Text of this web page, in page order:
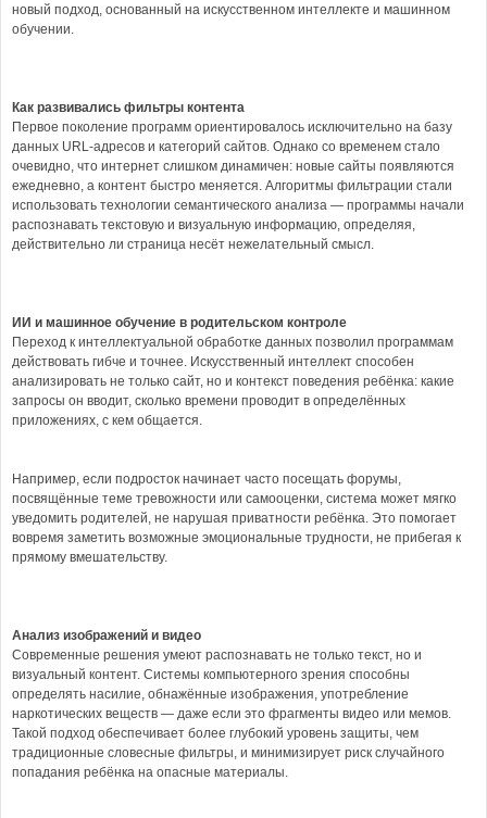
новый подход, основанный на искусственном интеллекте и машинном
обучении.
Как развивались фильтры контента
Первое поколение программ ориентировалось исключительно на базу
данных URL-адресов и категорий сайтов. Однако со временем стало
очевидно, что интернет слишком динамичен: новые сайты появляются
ежедневно, а контент быстро меняется. Алгоритмы фильтрации стали
использовать технологии семантического анализа — программы начали
распознавать текстовую и визуальную информацию, определяя,
действительно ли страница несёт нежелательный смысл.
ИИ и машинное обучение в родительском контроле
Переход к интеллектуальной обработке данных позволил программам
действовать гибче и точнее. Искусственный интеллект способен
анализировать не только сайт, но и контекст поведения ребёнка: какие
запросы он вводит, сколько времени проводит в определённых
приложениях, с кем общается.
Например, если подросток начинает часто посещать форумы,
посвящённые теме тревожности или самооценки, система может мягко
уведомить родителей, не нарушая приватности ребёнка. Это помогает
вовремя заметить возможные эмоциональные трудности, не прибегая к
прямому вмешательству.
Анализ изображений и видео
Современные решения умеют распознавать не только текст, но и
визуальный контент. Системы компьютерного зрения способны
определять насилие, обнажённые изображения, употребление
наркотических веществ — даже если это фрагменты видео или мемов.
Такой подход обеспечивает более глубокий уровень защиты, чем
традиционные словесные фильтры, и минимизирует риск случайного
попадания ребёнка на опасные материалы.